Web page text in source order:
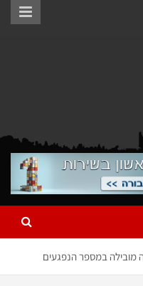
מובילה במספר הנפגעים